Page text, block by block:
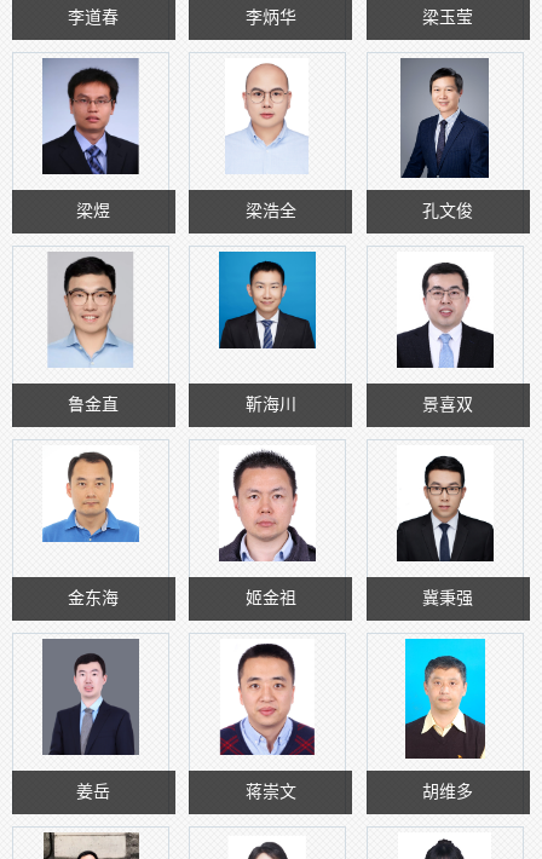
李道春 李炳华 梁玉莹
梁煜 梁浩全 孔文俊
鲁金直 靳海川 景喜双
金东海 姬金祖 冀秉强
姜岳 蒋崇文 胡维多